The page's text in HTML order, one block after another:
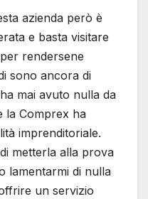
azienda però è
e basta visitare
rendersene
sono ancora di
mai avuto nulla da
la Comprex ha
imprenditoriale.
metterla alla prova
lamentarmi di nulla
un servizio